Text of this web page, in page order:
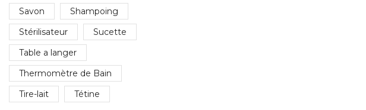
Savon
Shampoing
Stérilisateur
Sucette
Table a langer
Thermomètre de Bain
Tire-lait
Tétine